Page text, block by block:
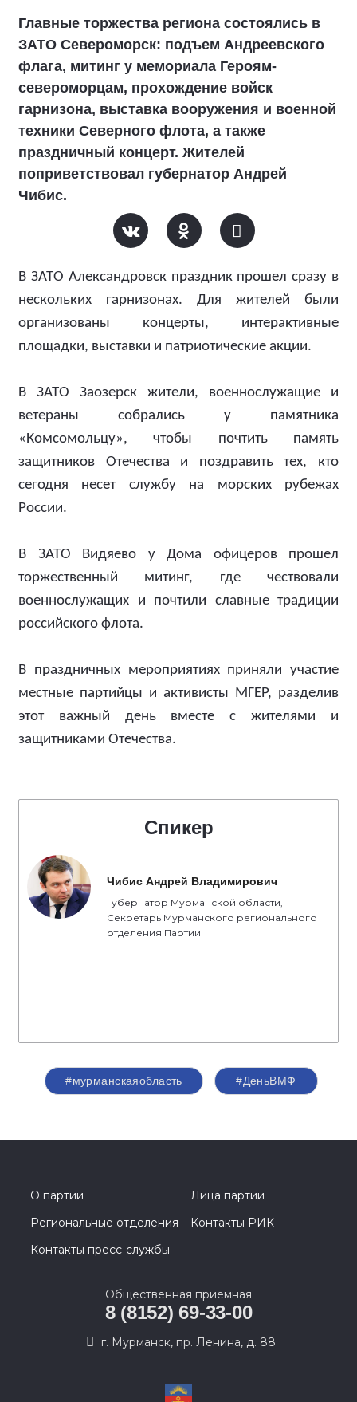
Главные торжества региона состоялись в
ЗАТО Североморск: подъем Андреевского
флага, митинг у мемориала Героям-
североморцам, прохождение войск
гарнизона, выставка вооружения и военной
техники Северного флота, а также
праздничный концерт. Жителей
поприветствовал губернатор Андрей
Чибис.
В ЗАТО Александровск праздник прошел сразу в
нескольких гарнизонах. Для жителей были
организованы концерты, интерактивные
площадки, выставки и патриотические акции.
В ЗАТО Заозерск жители, военнослужащие и
ветераны собрались у памятника
«Комсомольцу», чтобы почтить память
защитников Отечества и поздравить тех, кто
сегодня несет службу на морских рубежах
России.
В ЗАТО Видяево у Дома офицеров прошел
торжественный митинг, где чествовали
военнослужащих и почтили славные традиции
российского флота.
В праздничных мероприятиях приняли участие
местные партийцы и активисты МГЕР, разделив
этот важный день вместе с жителями и
защитниками Отечества.
Спикер
Чибис Андрей Владимирович
Губернатор Мурманской области,
Секретарь Мурманского регионального
отделения Партии
#мурманскаяобласть #ДеньВМФ
О партии
Лица партии
Региональные отделения
Контакты РИК
Контакты пресс-службы
Общественная приемная
8 (8152) 69-33-00
г. Мурманск, пр. Ленина, д. 88